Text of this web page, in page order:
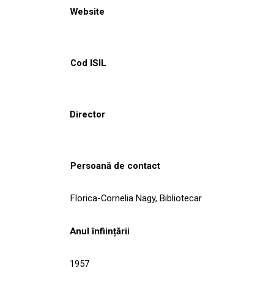
Website
Cod ISIL
Director
Persoană de contact
Florica-Cornelia Nagy, Bibliotecar
Anul înființării
1957